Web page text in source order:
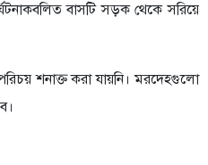
বাসটি সড়ক থেকে সরিয়ে
শনাক্ত করা যায়নি। মরদেহগুলো